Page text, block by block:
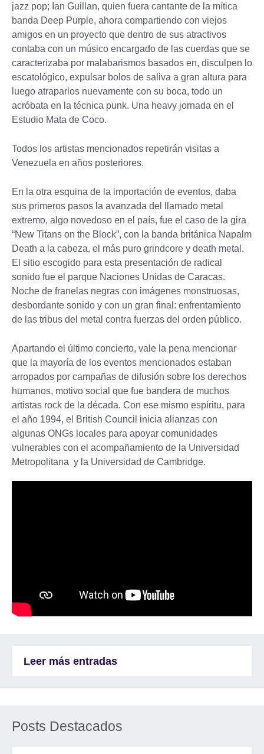
jazz pop; Ian Guillan, quien fuera cantante de la mítica
banda Deep Purple, ahora compartiendo con viejos
amigos en un proyecto que dentro de sus atractivos
contaba con un músico encargado de las cuerdas que se
caracterizaba por malabarismos basados en, disculpen lo
escatológico, expulsar bolos de saliva a gran altura para
luego atraparlos nuevamente con su boca, todo un
acróbata en la técnica punk. Una heavy jornada en el
Estudio Mata de Coco.
Todos los artistas mencionados repetirán visitas a
Venezuela en años posteriores.
En la otra esquina de la importación de eventos, daba
sus primeros pasos la avanzada del llamado metal
extremo, algo novedoso en el país, fue el caso de la gira
“New Titans on the Block”, con la banda británica Napalm
Death a la cabeza, el más puro grindcore y death metal.
El sitio escogido para esta presentación de radical
sonido fue el parque Naciones Unidas de Caracas.
Noche de franelas negras con imágenes monstruosas,
desbordante sonido y con un gran final: enfrentamiento
de las tribus del metal contra fuerzas del orden público.
Apartando el último concierto, vale la pena mencionar
que la mayoría de los eventos mencionados estaban
arropados por campañas de difusión sobre los derechos
humanos, motivo social que fue bandera de muchos
artistas rock de la década. Con ese mismo espíritu, para
el año 1994, el British Council inicia alianzas con
algunas ONGs locales para apoyar comunidades
vulnerables con el acompañamiento de la Universidad
Metropolitana y la Universidad de Cambridge.
Leer más entradas
Posts Destacados